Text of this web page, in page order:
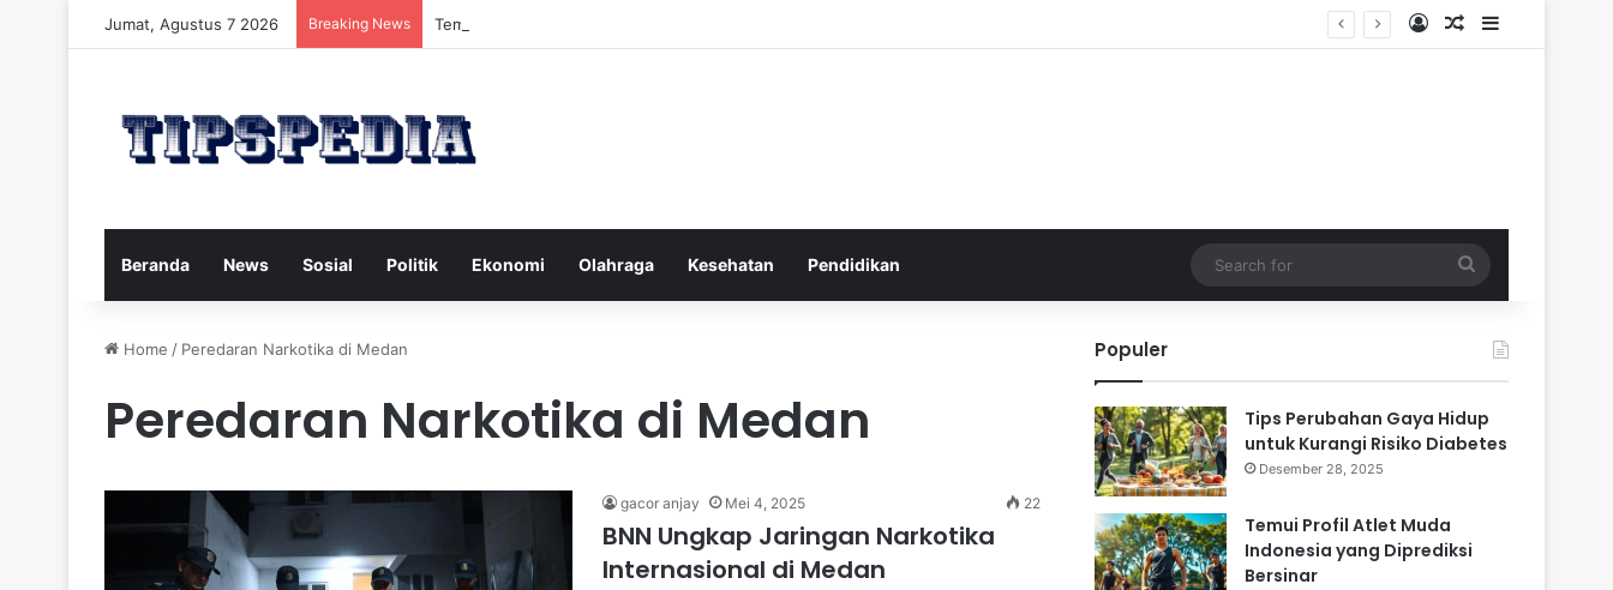
Jumat, Agustus 7 2026 Breaking News Temui Profil Atlet Muda Indonesia yang Diprediksi Bersinar Log InRandom Article
Sidebar
Beranda News Sosial Politik Ekonomi Olahraga Kesehatan Pendidikan
for
Home / Peredaran Narkotika di Medan
Peredaran Narkotika di Medan
gacor anjay Mei 4, 2025 22
BNN Ungkap Jaringan Narkotika
Internasional di Medan
Populer
Tips Perubahan Gaya Hidup
untuk Kurangi Risiko Diabetes
Desember 28, 2025
Temui Profil Atlet Muda
Indonesia yang Diprediksi
Bersinar